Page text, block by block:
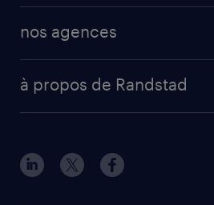
nos agences
à propos de Randstad